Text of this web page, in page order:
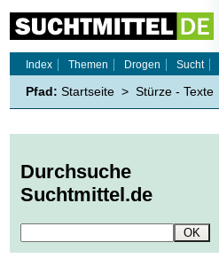
Index
Themen Drogen Sucht
Pfad: Startseite > Stürze - Texte
Durchsuche
Suchtmittel.de